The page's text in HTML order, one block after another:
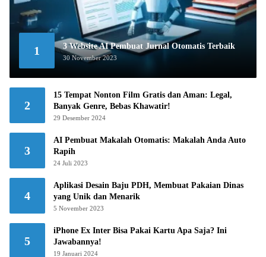
1 3 Website AI Pembuat Jurnal Otomatis Terbaik
30 November 2023
2
15 Tempat Nonton Film Gratis dan Aman: Legal,
Banyak Genre, Bebas Khawatir!
29 Desember 2024
3
AI Pembuat Makalah Otomatis: Makalah Anda Auto
Rapih
24 Juli 2023
4
Aplikasi Desain Baju PDH, Membuat Pakaian Dinas
yang Unik dan Menarik
5 November 2023
5
iPhone Ex Inter Bisa Pakai Kartu Apa Saja? Ini
Jawabannya!
19 Januari 2024